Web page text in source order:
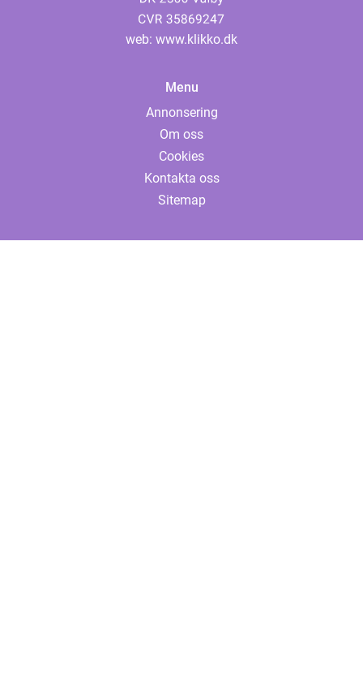
web: www.klikko.dk
Menu
Annonsering
Om oss
Cookies
Kontakta oss
Sitemap